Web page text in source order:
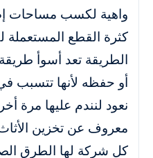
واهية لكسب مساحات
كثرة القطع المستعملة
الطريقة تعد أسوأ
أو حفظه لأنها تتسبب
نعود لنندم عليها مرة
معروف عن تخزين
كل شركة لها الطرق